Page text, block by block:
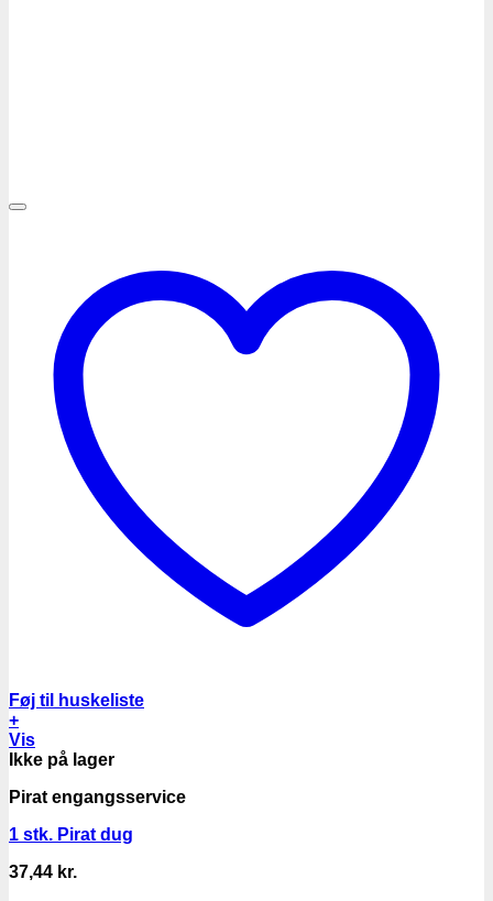
Føj til huskeliste
+
Vis
Ikke på lager
Pirat engangsservice
1 stk. Pirat dug
37,44 kr.